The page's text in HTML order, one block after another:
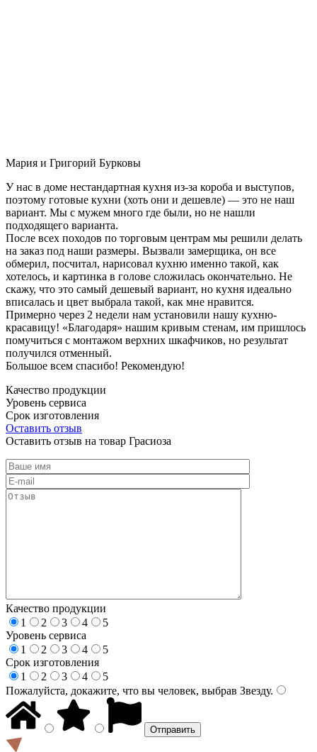
Мария и Григорий Бурковы
У нас в доме нестандартная кухня из-за короба и выступов,
поэтому готовые кухни (хоть они и дешевле) — это не наш
вариант. Мы с мужем много где были, но не нашли
подходящего варианта.
После всех походов по торговым центрам мы решили делать
на заказ под наши размеры. Вызвали замерщика, он все
обмерил, посчитал, нарисовал кухню именно такой, как
хотелось, и картинка в голове сложилась окончательно. Не
скажу, что это самый дешевый вариант, но кухня идеально
вписалась и цвет выбрала такой, как мне нравится.
Примерно через 2 недели нам установили нашу кухню-
красавицу! «Благодаря» нашим кривым стенам, им пришлось
помучиться с монтажом верхних шкафчиков, но результат
получился отменный.
Большое всем спасибо! Рекомендую!
Качество продукции
Уровень сервиса
Срок изготовления
Оставить отзыв
Оставить отзыв на товар Грасиоза
Качество продукции
1
2 3 4
5
Уровень сервиса
1
2 3 4
5
Срок изготовления
1
2 3 4
5
Пожалуйста, докажите, что вы человек, выбрав Звезду.